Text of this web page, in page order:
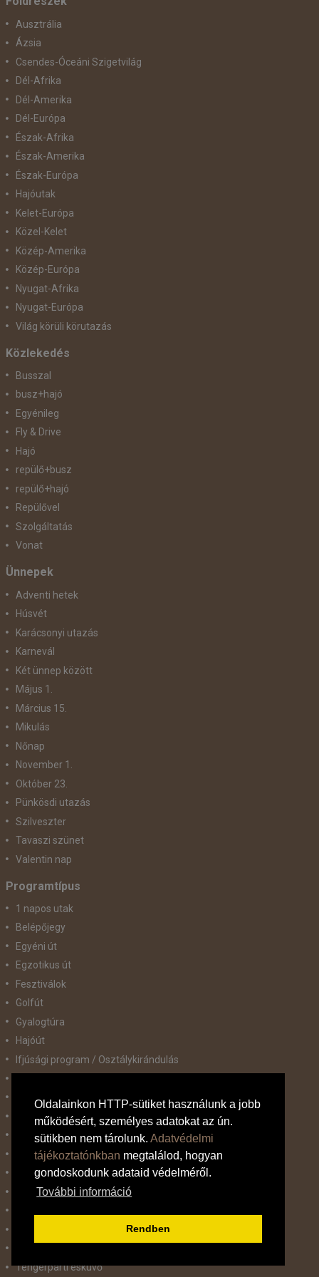
Oldalainkon HTTP-sütiket használunk a jobb
működésért, személyes adatokat az ún.
sütikben nem tárolunk. Adatvédelmi
tájékoztatónkban megtalálod, hogyan
gondoskodunk adataid védelméről.
További információ
Rendben
Ausztrália
Ázsia
Csendes-Óceáni Szigetvilág
Dél-Afrika
Dél-Amerika
Dél-Európa
Észak-Afrika
Észak-Amerika
Észak-Európa
Hajóutak
Kelet-Európa
Közel-Kelet
Közép-Amerika
Közép-Európa
Nyugat-Afrika
Nyugat-Európa
Világ körüli körutazás
Közlekedés
Busszal
busz+hajó
Egyénileg
Fly & Drive
Hajó
repülő+busz
repülő+hajó
Repülővel
Szolgáltatás
Vonat
Ünnepek
Adventi hetek
Húsvét
Karácsonyi utazás
Karnevál
Két ünnep között
Május 1.
Március 15.
Mikulás
Nőnap
November 1.
Október 23.
Pünkösdi utazás
Szilveszter
Tavaszi szünet
Valentin nap
Programtípus
1 napos utak
Belépőjegy
Egyéni út
Egzotikus út
Fesztiválok
Golfút
Gyalogtúra
Hajóút
Ifjúsági program / Osztálykirándulás
Koncertek / Musical
Kultúra és történelem
Körutazás
Körutazás+Nyaralás
Nyaralóprogram
Tengerparti esküvő